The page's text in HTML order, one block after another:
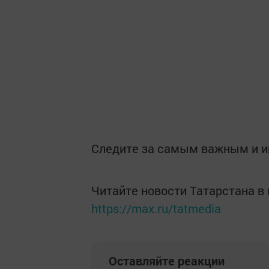
Следите за самым важным и
Читайте новости Татарстана
https://max.ru/tatmedia
Оставляйте реакции